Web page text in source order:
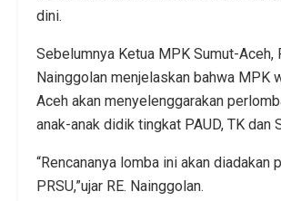
dini.
Sebelumnya Ketua MPK Sumut-Aceh,
Nainggolan menjelaskan bahwa MPK
Aceh akan menyelenggarakan
anak-anak didik tingkat PAUD, TK dan
“Rencananya lomba ini akan diadakan
PRSU,”ujar RE. Nainggolan.